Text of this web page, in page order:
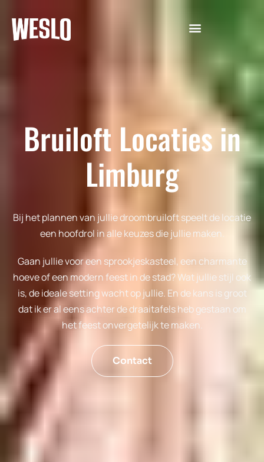
Bruiloft Locaties in
Limburg
Bij het plannen van jullie droombruiloft speelt de locatie
een hoofdrol in alle keuzes die jullie maken.
Gaan jullie voor een sprookjeskasteel, een charmante
hoeve of een modern feest in de stad? Wat jullie stijl ook
is, de ideale setting wacht op jullie. En de kans is groot
dat ik er al eens achter de draaitafels heb gestaan om
het feest onvergetelijk te maken.
Contact